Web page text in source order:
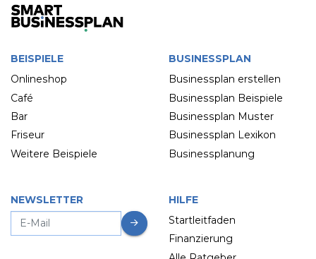
BEISPIELE
Onlineshop
Café
Bar
Friseur
Weitere Beispiele
BUSINESSPLAN
Businessplan erstellen
Businessplan Beispiele
Businessplan Muster
Businessplan Lexikon
Businessplanung
NEWSLETTER
HILFE
Startleitfaden
Finanzierung